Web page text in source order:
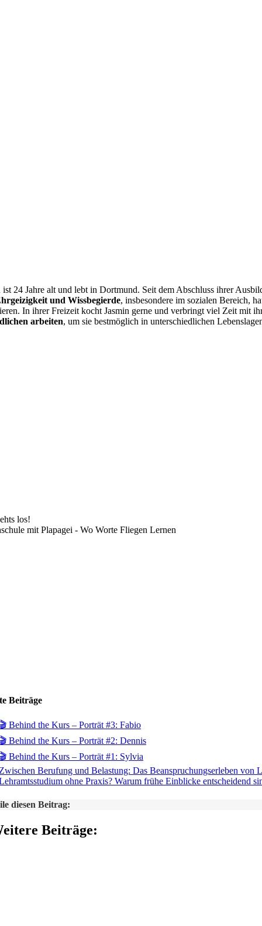
ist 24 Jahre alt und lebt in Dortmund. Seit dem Abschluss ihrer
und Wissbegierde, insbesondere im sozialen Bereich,
In ihrer Freizeit kocht Jasmin gerne und verbringt viel Zeit
arbeiten, um sie bestmöglich in unterschiedlichen
los!
mit Plapagei - Wo Worte Fliegen Lernen
Beiträge
Behind the Kurs – Porträt #3: Fabio
Behind the Kurs – Porträt #2: Dennis
Behind the Kurs – Porträt #1: Sylvia
Berufung und Belastung: Das Beanspruchungserleben von
ohne Praxis? Warum frühe Einblicke entscheidend
diesen Beitrag:
Beiträge: